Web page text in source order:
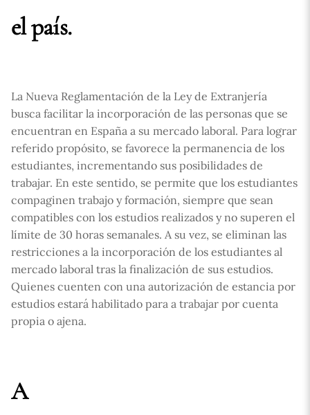
el país.
La Nueva Reglamentación de la Ley de Extranjería
busca facilitar la incorporación de las personas que se
encuentran en España a su mercado laboral. Para lograr
referido propósito, se favorece la permanencia de los
estudiantes, incrementando sus posibilidades de
trabajar. En este sentido, se permite que los estudiantes
compaginen trabajo y formación, siempre que sean
compatibles con los estudios realizados y no superen el
límite de 30 horas semanales. A su vez, se eliminan las
restricciones a la incorporación de los estudiantes al
mercado laboral tras la finalización de sus estudios.
Quienes cuenten con una autorización de estancia por
estudios estará habilitado para a trabajar por cuenta
propia o ajena.
A